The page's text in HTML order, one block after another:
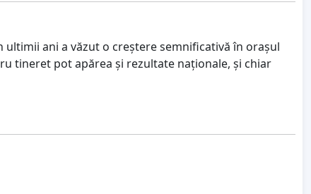
ani a văzut o creștere semnificativă în orașul
tineret pot apărea și rezultate naționale, și chiar